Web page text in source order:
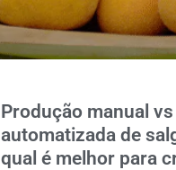
Produção manual vs
automatizada de
qual é melhor para